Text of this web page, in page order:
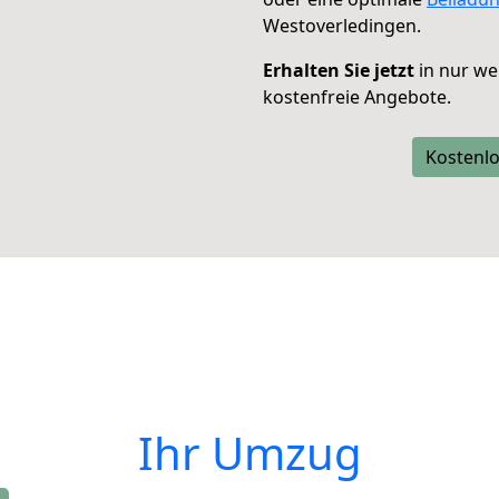
Westoverledingen.
Erhalten Sie jetzt in nur
kostenfreie Angebote.
Ihr Umzug